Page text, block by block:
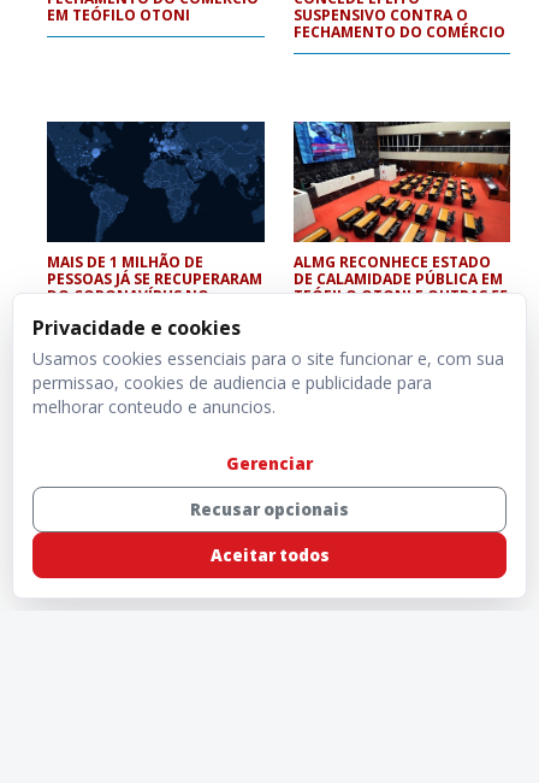
EM TEÓFILO OTONI
SUSPENSIVO CONTRA O
FECHAMENTO DO COMÉRCIO
MAIS DE 1 MILHÃO DE
PESSOAS JÁ SE RECUPERARAM
DO CORONAVÍRUS NO
ALMG RECONHECE ESTADO
DE CALAMIDADE PÚBLICA EM
TEÓFILO OTONI E OUTRAS 55
Privacidade e cookies
Usamos cookies essenciais para o site funcionar e, com sua
permissao, cookies de audiencia e publicidade para
melhorar conteudo e anuncios.
Gerenciar
Recusar opcionais
Aceitar todos